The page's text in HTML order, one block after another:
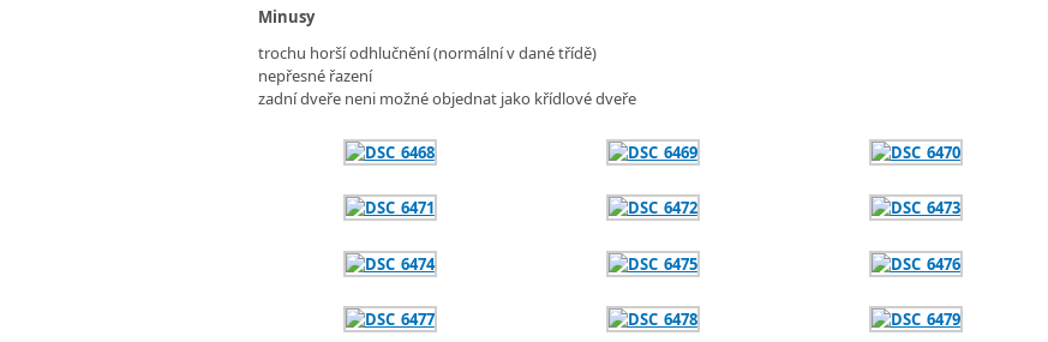
Minusy
trochu horší odhlučnění (normální v dané třídě)
nepřesné řazení
zadní dveře neni možné objednat jako křídlové dveře